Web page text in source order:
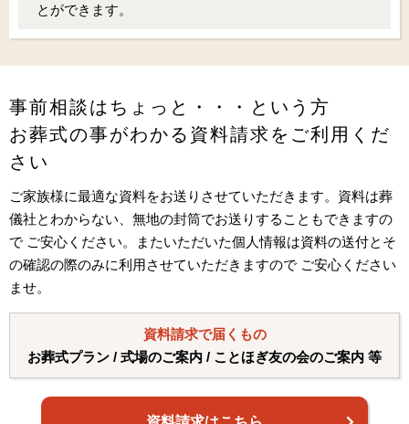
とができます。
事前相談はちょっと・・・という方
お葬式の事がわかる資料請求をご利用くだ
さい
ご家族様に最適な資料をお送りさせていただきます。資料は葬
儀社とわからない、無地の封筒でお送りすることもできますの
で ご安心ください。またいただいた個人情報は資料の送付とそ
の確認の際のみに利用させていただきますので ご安心ください
ませ。
資料請求で届くもの
お葬式プラン / 式場のご案内 / ことほぎ友の会のご案内 等